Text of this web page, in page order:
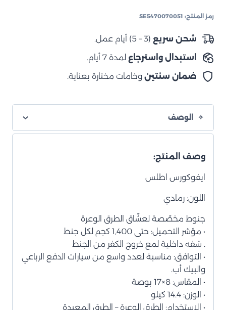
–
رمادي
رمز المنتج: SE5470070051
شحن سريع (3 – 5) أيام عمل.
استبدال واسترجاع لمدة 7 أيام.
ضمان سنتين وخامات مختارة بعناية.
الوصف
وصف المنتج:
ايفوكورس اطلس
اللون: رمادي
جنوط مخصّصة لعشّاق الطرق الوعرة
• مؤشر التحميل: حتى 1,400 كجم لكل جنط
. شفه داخلية لمع خروج الكفر من الجنط
• التوافق: مناسبة لعدد واسع من سيارات الدفع الرباعي
والبيك أب.
• المقاس: 8×17 بوصة
• الوزن: 14.4 كيلو
• الاستخدام: الطرق الوعرة – الطرق المعبدة